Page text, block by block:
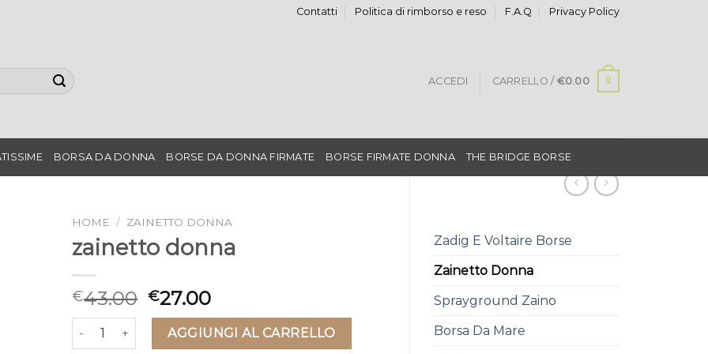
Contatti Politica di rimborso e reso F.A.Q Privacy Policy
ACCEDI CARRELLO / €0.00 0
BORSA DA DONNA BORSE DA DONNA FIRMATE BORSE FIRMATE DONNA THE BRIDGE BORSE
Zadig E Voltaire Borse
Zainetto Donna
Sprayground Zaino
Borsa Da Mare
HOME / ZAINETTO DONNA
zainetto donna
€43.00 €27.00
zainetto donna quantitàAGGIUNGI AL CARRELLO